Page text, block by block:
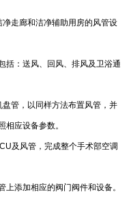
净走廊和洁净辅助用房的风管设
括：送风、回风、排风及卫浴通
盘管，以同样方法布置风管，并
相应设备参数。
及风管，完成整个手术部空调
添加相应的阀门阀件和设备。